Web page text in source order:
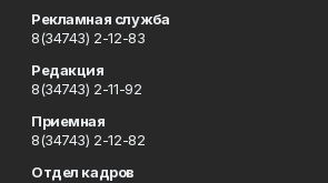
Рекламная служба
8(34743) 2-12-83
Редакция
8(34743) 2-11-92
Приемная
8(34743) 2-12-82
Отдел кадров